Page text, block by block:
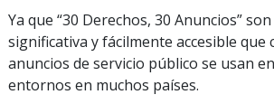
Ya que “30 Derechos, 30 Anuncios”
significativa y fácilmente accesible que
anuncios de servicio público se usan
entornos en muchos países.